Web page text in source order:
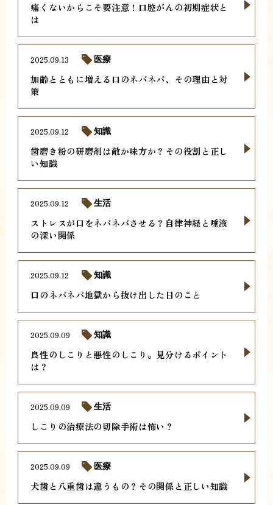
痛くないからこそ要注意！口腔がんの初期症状と
は
加齢とともに増える口のネバネバ、その理由と対
策
2025.09.13 医療
歯磨き粉の研磨剤は敵か味方か？その役割と正し
い知識
2025.09.12 知識
ストレスが口をネバネバさせる？自律神経と唾液
の深い関係
2025.09.12 生活
口のネバネバ地獄から抜け出した日のこと
2025.09.12 知識
良性のしこりと悪性のしこり。見分けるポイント
は？
2025.09.09 知識
しこりの治療法の切除手術は怖い？
2025.09.09 生活
犬歯と八重歯は違うもの？その関係と正しい知識
2025.09.09 医療